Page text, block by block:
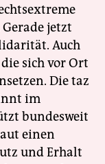
jetzt
Auch
sich vor Ort
Die taz
im
bundesweit
einen
und Erhalt